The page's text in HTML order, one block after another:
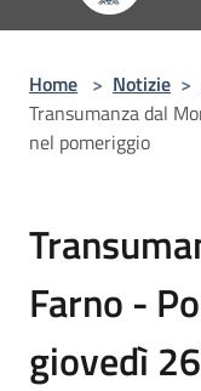
Home > Notizie >
Transumanza dal
nel pomeriggio
Farno -
giovedì